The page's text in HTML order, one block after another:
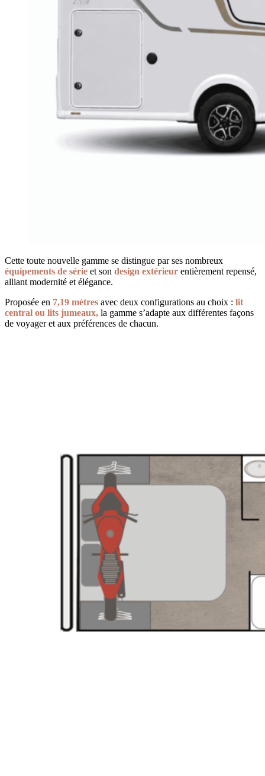
Cette toute nouvelle gamme se distingue par ses nombreux
équipements de série et son design extérieur entièrement repensé,
alliant modernité et élégance.
Proposée en 7,19 mètres avec deux configurations au choix : lit
central ou lits jumeaux, la gamme s’adapte aux différentes façons
de voyager et aux préférences de chacun.